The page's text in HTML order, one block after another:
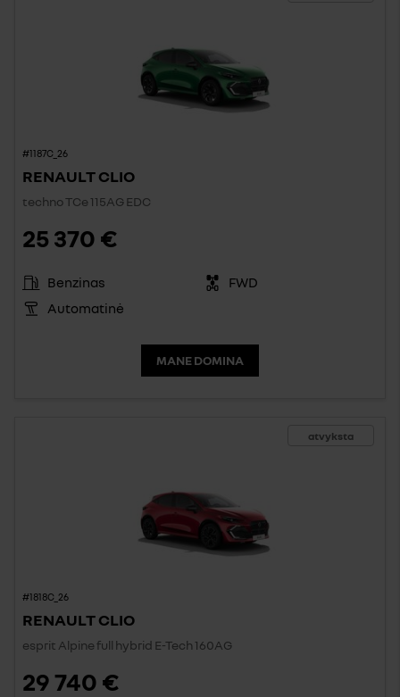
#1187C_26
RENAULT CLIO
techno TCe 115AG EDC
25 370 €
Benzinas
FWD
Automatinė
MANE DOMINA
atvyksta
#1818C_26
RENAULT CLIO
esprit Alpine full hybrid E-Tech 160AG
29 740 €